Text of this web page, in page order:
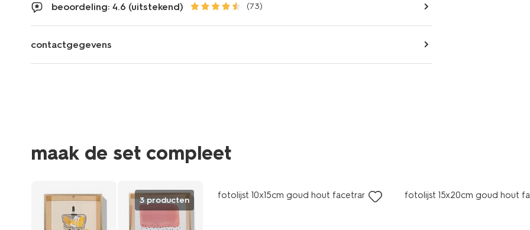
beoordeling: 4.6 (uitstekend) (73)
contactgegevens
maak de set compleet
3 producten fotolijst 10x15cm goud hout facetrand fotolijst 15x20cm goud hout